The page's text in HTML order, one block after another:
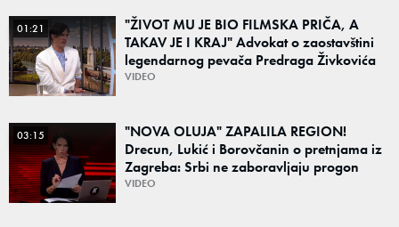
01:21
"ŽIVOT MU JE BIO FILMSKA PRIČA, A
TAKAV JE I KRAJ" Advokat o zaostavštini
legendarnog pevača Predraga Živkovića
Tozovca: "Isključenje iz testamenta je
VIDEO
03:15
"NOVA OLUJA" ZAPALILA REGION!
Drecun, Lukić i Borovčanin o pretnjama iz
Zagreba: Srbi ne zaboravljaju progon
VIDEO